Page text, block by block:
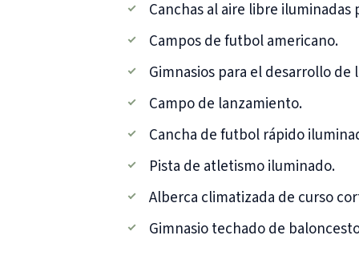
Canchas al aire libre
Campos de futbol americano.
Gimnasios para el desarrollo de
Campo de lanzamiento.
Cancha de futbol rápido
Pista de atletismo iluminado.
Alberca climatizada de curso
Gimnasio techado de